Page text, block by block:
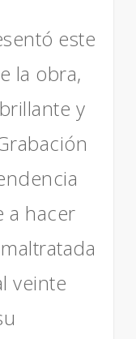
este
la obra,
y
a hacer
veinte